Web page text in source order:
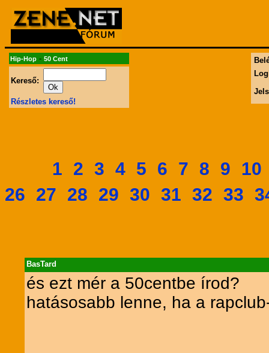
Hip-Hop - 50 Cent
Kereső:
Részletes kereső!
1 2 3 4 5 6 7 8 9 10
26 27 28 29 30 31 32 33
BasTard
és ezt mér a 50centbe írod?
hatásosabb lenne, ha a